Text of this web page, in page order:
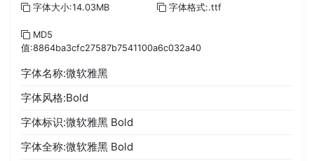
字体大小:14.03MB 字体格式:.ttf
MD5
值:8864ba3cfc27587b7541100a6c032a40
字体名称:微软雅黑
字体风格:Bold
字体标识:微软雅黑 Bold
字体全称:微软雅黑 Bold